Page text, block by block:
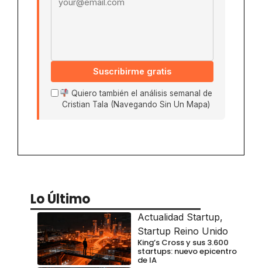
Suscribirme gratis
Quiero también el análisis semanal de
Cristian Tala (Navegando Sin Un Mapa)
Lo Último
Actualidad Startup,
Startup Reino Unido
King’s Cross y sus 3.600
startups: nuevo epicentro
de IA